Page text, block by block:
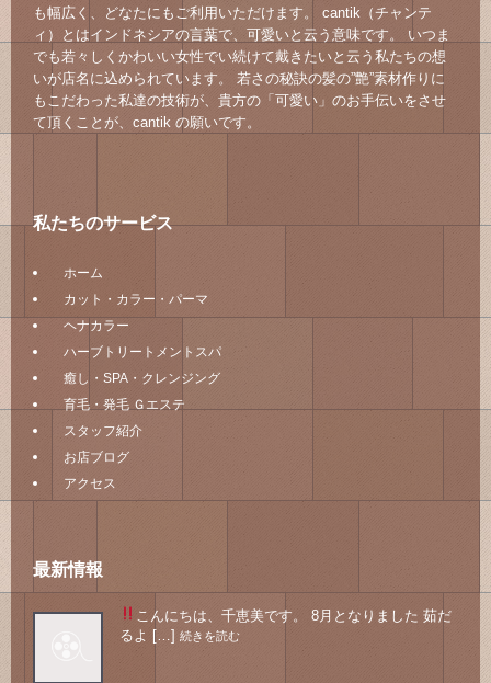
も幅広く、どなたにもご利用いただけます。 cantik（チャンテ
ィ）とはインドネシアの言葉で、可愛いと云う意味です。 いつま
でも若々しくかわいい女性でい続けて戴きたいと云う私たちの想
いが店名に込められています。 若さの秘訣の髪の”艶”素材作りに
もこだわった私達の技術が、貴方の「可愛い」のお手伝いをさせ
て頂くことが、cantik の願いです。
私たちのサービス
ホーム
カット・カラー・パーマ
ヘナカラー
ハーブトリートメントスパ
癒し・SPA・クレンジング
育毛・発毛 Ｇエステ
スタッフ紹介
お店ブログ
アクセス
最新情報
こんにちは、千恵美です。 8月となりました 茹だ
るよ […] 続きを読む